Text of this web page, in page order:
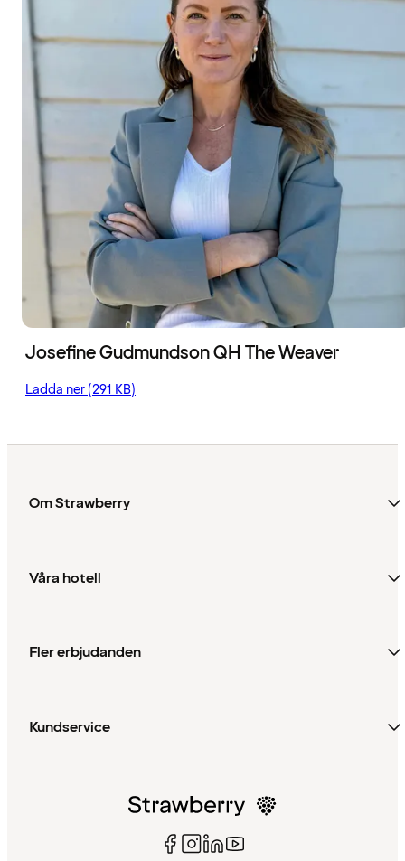
Josefine Gudmundson QH The Weaver
Ladda ner (291 KB)
Om Strawberry
Våra hotell
Fler erbjudanden
Kundservice